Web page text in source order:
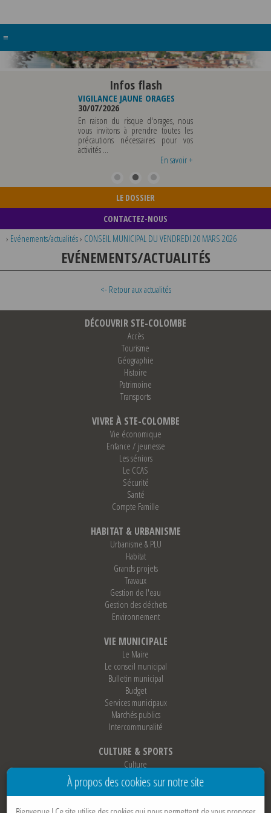
≡
Infos flash
VIGILANCE JAUNE ORAGES
30/07/2026
En raison du risque d'orages, nous
vous invitons à prendre toutes les
précautions nécessaires pour vos
activités ...
En savoir +
LE DOSSIER
CONTACTEZ-NOUS
› Evénements/actualités› CONSEIL MUNICIPAL DU VENDREDI 20 MARS 2026
EVÉNEMENTS/ACTUALITÉS
<- Retour aux actualités
DÉCOUVRIR STE-COLOMBE
Accès
Tourisme
Géographie
Histoire
Patrimoine
Transports
VIVRE À STE-COLOMBE
Vie économique
Enfance / jeunesse
Les séniors
Le CCAS
Sécurité
Santé
Compte Famille
HABITAT & URBANISME
Urbanisme & PLU
Habitat
Grands projets
Travaux
Gestion de l'eau
Gestion des déchets
Environnement
VIE MUNICIPALE
Le Maire
Le conseil municipal
Bulletin municipal
Budget
Services municipaux
Marchés publics
Intercommunalité
CULTURE & SPORTS
Culture
Sports
Loisirs
Associations
À propos des cookies sur notre site